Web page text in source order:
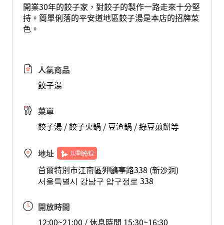
開業30年的餃子家，對餃子的製作一路走來十分堅
持。簡單俐落的平安道地區餃子湯是本店的招牌菜
色。
人氣商品
餃子湯
菜單
餃子湯 / 餃子火鍋 / 豆渣鍋 / 綠豆煎餅等
地址 規劃路線
首爾特別市江南區狎鷗亭路338 (新沙洞)
서울특별시 강남구 압구정로 338
開放時間
12:00~21:00 / 休息時間 15:30~16:30